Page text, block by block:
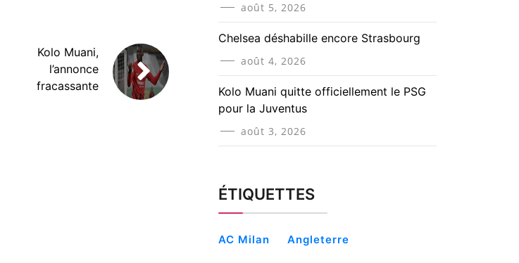
Kolo Muani,
l’annonce
fracassante
août 5, 2026
Chelsea déshabille encore Strasbourg
août 4, 2026
Kolo Muani quitte officiellement le PSG
pour la Juventus
août 3, 2026
ÉTIQUETTES
AC Milan Angleterre